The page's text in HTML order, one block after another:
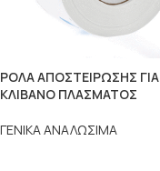
ΡΟΛΑ ΑΠΟΣΤΕΙΡΩΣΗΣ ΓΙΑ
ΚΛΙΒΑΝΟ ΠΛΑΣΜΑΤΟΣ
ΓΕΝΙΚΑ ΑΝΑΛΩΣΙΜΑ